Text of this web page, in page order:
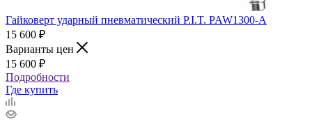
Гайковерт ударный пневматический P.I.T. PAW1300-A
15 600 ₽
Варианты цен
15 600 ₽
Подробности
Где купить